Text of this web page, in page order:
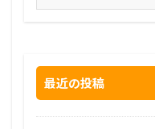
最近の投稿